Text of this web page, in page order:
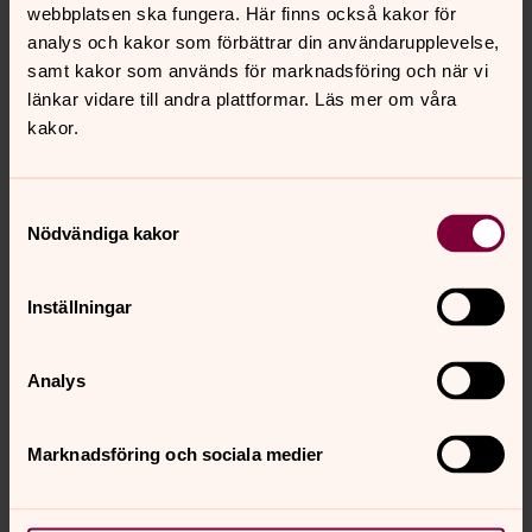
webbplatsen ska fungera. Här finns också kakor för
analys och kakor som förbättrar din användarupplevelse,
samt kakor som används för marknadsföring och när vi
länkar vidare till andra plattformar. Läs mer om våra
kakor.
Nödvändiga kakor
Inställningar
Analys
Marknadsföring och sociala medier
Foto: Stina Bergström
Församlingens diakon Carolina Nilsson var med och
grundade Familjeveckan för tio år sedan.
Det blir ett tillfälle att umgås som
familj och träffa andra i liknande
livssituationer. När barnen
sommarlovet så har de något att
berätta om vad de har gjort på
lovet.